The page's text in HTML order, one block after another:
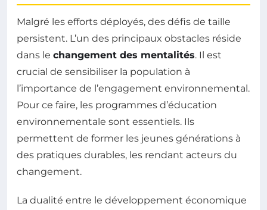
Malgré les efforts déployés, des défis de taille
persistent. L’un des principaux obstacles réside
dans le changement des mentalités. Il est
crucial de sensibiliser la population à
l’importance de l’engagement environnemental.
Pour ce faire, les programmes d’éducation
environnementale sont essentiels. Ils
permettent de former les jeunes générations à
des pratiques durables, les rendant acteurs du
changement.
La dualité entre le développement économique